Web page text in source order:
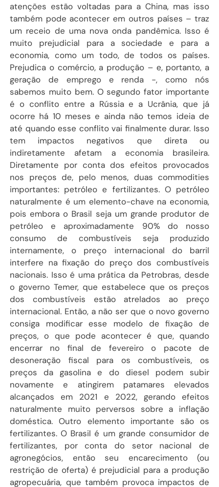
atenções estão voltadas para a China, mas isso
também pode acontecer em outros países – traz
um receio de uma nova onda pandêmica. Isso é
muito prejudicial para a sociedade e para a
economia, como um todo, de todos os países.
Prejudica o comércio, a produção – e, portanto, a
geração de emprego e renda -, como nós
sabemos muito bem. O segundo fator importante
é o conflito entre a Rússia e a Ucrânia, que já
ocorre há 10 meses e ainda não temos ideia de
até quando esse conflito vai finalmente durar. Isso
tem impactos negativos que direta ou
indiretamente afetam a economia brasileira.
Diretamente por conta dos efeitos provocados
nos preços de, pelo menos, duas commodities
importantes: petróleo e fertilizantes. O petróleo
naturalmente é um elemento-chave na economia,
pois embora o Brasil seja um grande produtor de
petróleo e aproximadamente 90% do nosso
consumo de combustíveis seja produzido
internamente, o preço internacional do barril
interfere na fixação do preço dos combustíveis
nacionais. Isso é uma prática da Petrobras, desde
o governo Temer, que estabelece que os preços
dos combustíveis estão atrelados ao preço
internacional. Então, a não ser que o novo governo
consiga modificar esse modelo de fixação de
preços, o que pode acontecer é que, quando
encerrar no final de fevereiro o pacote de
desoneração fiscal para os combustíveis, os
preços da gasolina e do diesel podem subir
novamente e atingirem patamares elevados
alcançados em 2021 e 2022, gerando efeitos
naturalmente muito perversos sobre a inflação
doméstica. Outro elemento importante são os
fertilizantes. O Brasil é um grande consumidor de
fertilizantes, por conta do setor nacional de
agronegócios, então seu encarecimento (ou
restrição de oferta) é prejudicial para a produção
agropecuária, que também provoca impactos de